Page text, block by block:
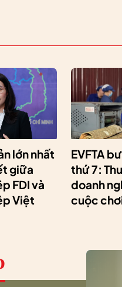
lớn nhất
giữa
FDI và
Việt
EVFTA
thứ 7:
doanh
cuộc